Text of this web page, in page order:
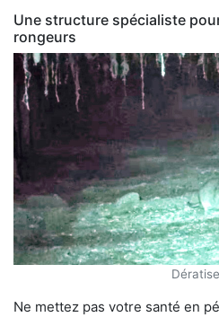
Une structure spécialiste
rongeurs
Ne mettez pas votre santé en